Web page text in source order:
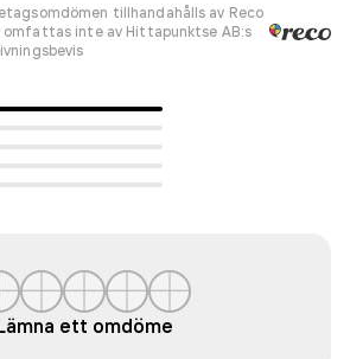
tillhandahålls av Reco
omfattas inte av Hittapunktse AB:s
ett omdöme